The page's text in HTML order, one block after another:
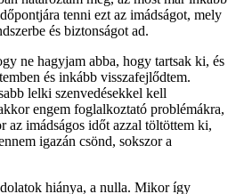
tenni ezt az imádságot, mely
és biztonságot ad.
ne hagyjam abba, hogy tartsak ki, és
és inkább visszafejlődtem.
lelki szenvedésekkel kell
engem foglalkoztató problémákra,
az imádságos időt azzal töltöttem ki,
igazán csönd, sokszor a
hiánya, a nulla. Mikor így